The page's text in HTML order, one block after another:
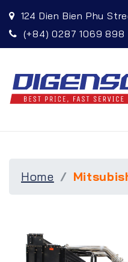
124 Dien Bien Phu
(+84) 0287 1069 898
Home